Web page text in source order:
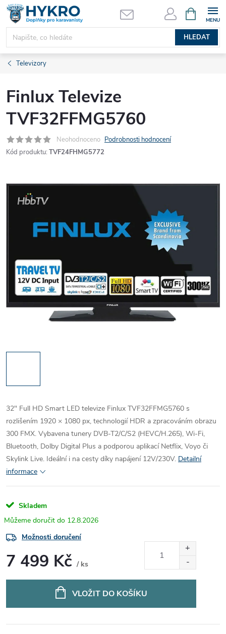
Přejít
obsah
HLEDAT
NÁKUPNÍ
KOŠÍK
Televizory
Finlux Televize
TVF32FFMG5760
Neohodnoceno Podrobnosti hodnocení
Kód produktu: TVF24FHMG5772
32" Full HD Smart LED televize Finlux TVF32FFMG5760 s
rozlišením 1920 × 1080 px, technologií HDR a zpracováním obrazu
300 FMX. Vybavena tunery DVB-T2/C/S2 (HEVC/H.265), Wi-Fi,
Bluetooth, Dolby Digital Plus a podporou aplikací Netflix, Voyo či
Skylink Live. Ideální i na cesty díky napájení 12V/230V. Detailní
informace
Skladem
12.8.2026
Možnosti doručení
7 499 Kč / ks
VLOŽIT DO KOŠÍKU